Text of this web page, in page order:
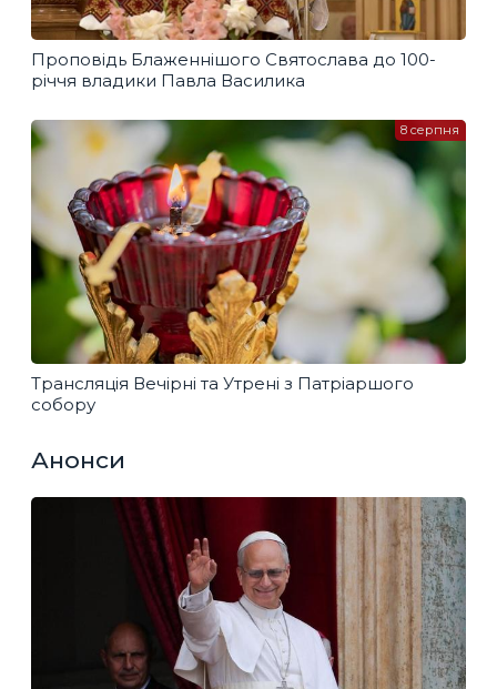
Проповідь Блаженнішого Святослава до 100-
річчя владики Павла Василика
Трансляція Вечірні та Утрені з Патріаршого
собору
8 серпня
Анонси